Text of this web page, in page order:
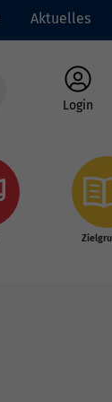
Aktuelles
Login